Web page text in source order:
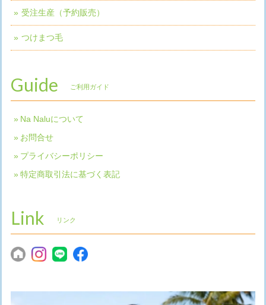
受注生産（予約販売）
つけまつ毛
Guide ご利用ガイド
Na Naluについて
お問合せ
プライバシーポリシー
特定商取引法に基づく表記
Link リンク